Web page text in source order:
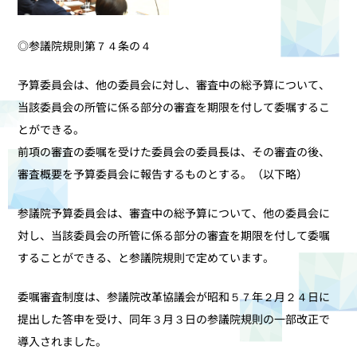
◎参議院規則第７４条の４
予算委員会は、他の委員会に対し、審査中の総予算について、
当該委員会の所管に係る部分の審査を期限を付して委嘱するこ
とができる。
前項の審査の委嘱を受けた委員会の委員長は、その審査の後、
審査概要を予算委員会に報告するものとする。（以下略）
参議院予算委員会は、審査中の総予算について、他の委員会に
対し、当該委員会の所管に係る部分の審査を期限を付して委嘱
することができる、と参議院規則で定めています。
委嘱審査制度は、参議院改革協議会が昭和５７年２月２４日に
提出した答申を受け、同年３月３日の参議院規則の一部改正で
導入されました。